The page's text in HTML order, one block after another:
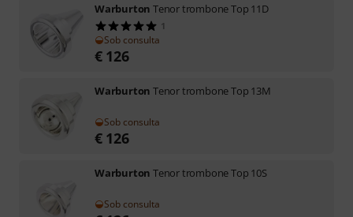
Warburton Tenor trombone Top 11D
1
Sob consulta
€ 126
Warburton Tenor trombone Top 13M
Sob consulta
€ 126
Warburton Tenor trombone Top 10S
Sob consulta